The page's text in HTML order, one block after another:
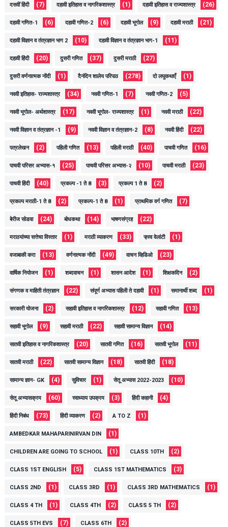
दसवीं हिंदी (7) दहावी इतिहास व नागरिकशास्त्र (1) दहावी इतिहास व राज्यशास्त्र (26)
दहावी गणित-1 (6) दहावी गणित-2 (6) दहावी भूगोल (9) दहावी मराठी (21)
दहावी विज्ञान व तंत्रज्ञान भाग 2 (10) दहावी विज्ञान व तंत्रज्ञान भाग-1 (11)
दहावी हिंदी (20) दुसरी गणित (37) दुसरी मराठी (27)
दुसरी वर्णनात्मक नोंदी (1) दैनंदिन शालेय परिपाठ (278) दो लघुकथाएँ (1)
नववी इतिहास- राज्यशास्त्र (34) नववी गणित-1 (7) नववी गणित-2 (5)
नववी भूगोल- अर्थशास्त्र (17) नववी भूगोल- राज्यशास्त्र (1) नववी मराठी (22)
नववी विज्ञान व तंत्रज्ञान -1 (9) नववी विज्ञान व तंत्रज्ञान-2 (8) नववी हिंदी (22)
पत्रलेखन (2) पहिली गणित (13) पहिली मराठी (40) पाचवी गणित (16)
पाचवी परिसर अभ्यास-१ (25) पाचवी परिसर अभ्यास-२ (10) पाचवी मराठी (23)
पाचवी हिंदी (40) प्रकल्प -1 ते 8 (3) प्रकल्प 1 ते 8 (2)
प्रकल्प मराठी-1 ते 8 (2) प्रकल्प-1 ते 8 (1) प्राथमिक वर्ग गणित (7)
बेरीज सोडवा (24) बोधकथा (14) भाषणसंग्रह (22)
मराठयांच्या सत्तेचा विस्तार (1) मराठी व्याकरण (33) ऱ्हस्व वेलांटी (1)
वजाबाकी करा (13) वर्णनात्मक नोंदी (49) वाचन व्हिडिओ (23)
वार्षिक नियोजन (1) शब्दवाचन (1) शासन आदेश (1) शिक्षकदिन (2)
संगणक व माहिती तंत्रज्ञान (22) संपूर्ण अभ्यास पहिली ते दहावी (1) समानार्थी शब्द (1)
सरकारी योजना (2) सहावी इतिहास व नागरिकशास्त्र (12) सहावी गणित (13)
सहावी भूगोल (9) सहावी मराठी (22) सहावी सामान्य विज्ञान (14)
सातवी इतिहास व नागरिकशास्त्र (20) सातवी गणित (16) सातवी भूगोल (11)
सातवी मराठी (22) सातवी सामान्य विज्ञान (18) सातवी हिंदी (18)
सामान्य ज्ञान- GK (4) सुविचार (1) सेतू अभ्यास 2022-2023 (10)
सेतू अभ्यासक्रम (60) स्वाध्याय उपक्रम (3) हिंदी कहानी (4)
हिंदी निबंध (73) हिंदी व्याकरण (2) A TO Z (1)
AMBEDKAR MAHAPARINIRVAN DIN (1)
CHILDREN ARE GOING TO SCHOOL (1) CLASS 10TH (2)
CLASS 1ST ENGLISH (5) CLASS 1ST MATHEMATICS (3)
CLASS 2ND (1) CLASS 3RD (1) CLASS 3RD MATHEMATICS (1)
CLASS 4 TH (1) CLASS 4TH (2) CLASS 5 TH (2)
CLASS 5TH EVS (7) CLASS 6TH (2)